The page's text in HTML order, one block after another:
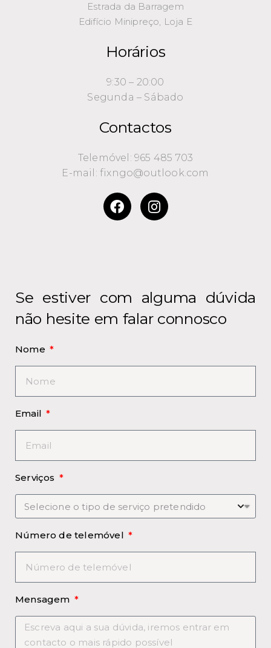
Estrada da Barragem
Edifício Minipreço, Loja E
Horários
9:30 – 20:00
Segunda – Sábado
Contactos
Telemóvel: 965 485 703
E-mail: fixngo@outlook.com
Se estiver com alguma dúvida
não hesite em falar connosco
Nome
Email
Serviços
Número de telemóvel
Mensagem